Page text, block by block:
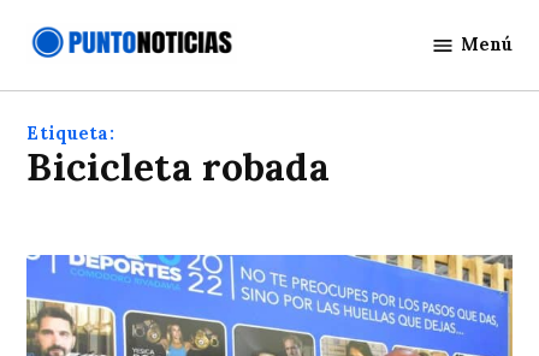
Noticias
Menú
Etiqueta:
Bicicleta robada